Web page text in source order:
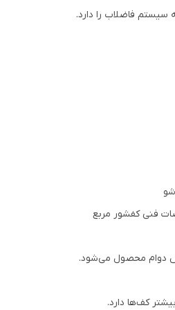
سیستم فاضلاب را دارد.
فنی کفشور مربع
دوام محصول می‌شود.
کف‌ها دارد.